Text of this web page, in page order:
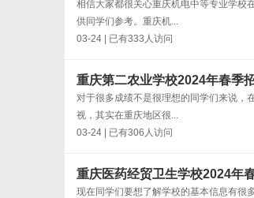
相信大家都很关心重庆机电中等专业学校
供同学们参考。重庆机...
03-24 | 已有333人访问
重庆第二农业学校2024年春季
对于很多成绩不是很理想的同学们来说，
视，其实在重庆地区很...
03-24 | 已有306人访问
重庆医药经贸卫生学校2024年
现在同学们要想了解学校的基本信息有很